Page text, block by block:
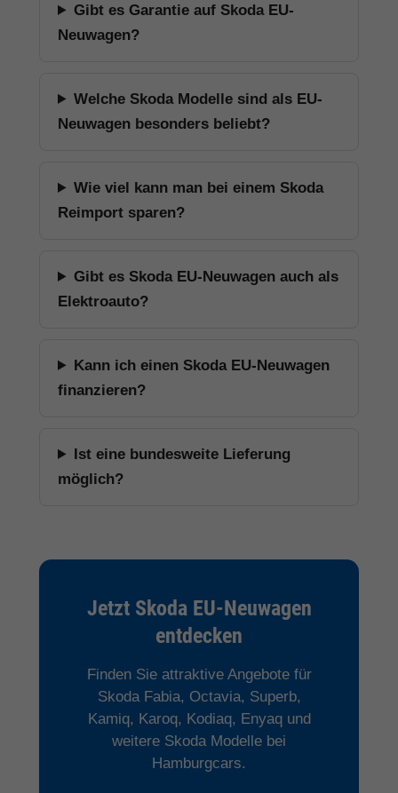
Gibt es Garantie auf Skoda EU-
Neuwagen?
Welche Skoda Modelle sind als EU-
Neuwagen besonders beliebt?
Wie viel kann man bei einem Skoda
Reimport sparen?
Gibt es Skoda EU-Neuwagen auch als
Elektroauto?
Kann ich einen Skoda EU-Neuwagen
finanzieren?
Ist eine bundesweite Lieferung
möglich?
Jetzt Skoda EU-Neuwagen
entdecken
Finden Sie attraktive Angebote für
Skoda Fabia, Octavia, Superb,
Kamiq, Karoq, Kodiaq, Enyaq und
weitere Skoda Modelle bei
Hamburgcars.